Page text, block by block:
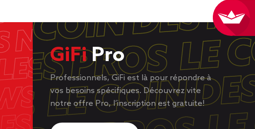
GiFiPro
Professionnels, GiFi est là pour répondre à
vos besoins spécifiques. Découvrez vite
notre offre Pro, l’inscription est gratuite!